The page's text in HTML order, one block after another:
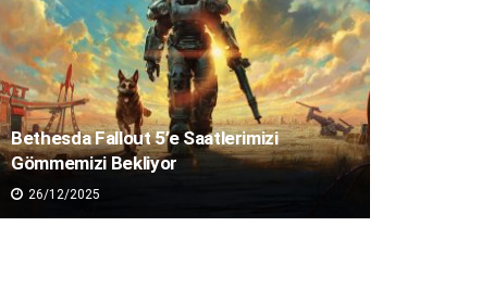
Bethesda Fallout 5’e Saatlerimizi
Gömmemizi Bekliyor
26/12/2025